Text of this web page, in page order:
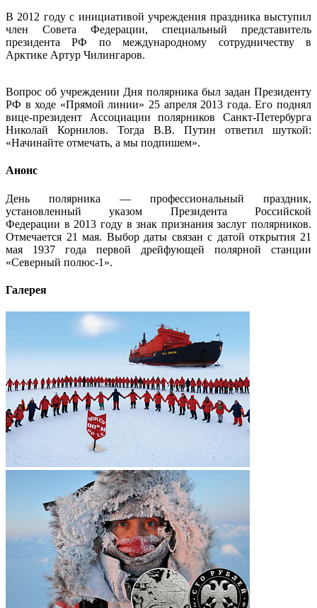
В 2012 году с инициативой учреждения праздника выступил
член Совета Федерации, специальный представитель
президента РФ по международному сотрудничеству в
Арктике Артур Чилингаров.
Вопрос об учреждении Дня полярника был задан Президенту
РФ в ходе «Прямой линии» 25 апреля 2013 года. Его поднял
вице-президент Ассоциации полярников Санкт-Петербурга
Николай Корнилов. Тогда В.В. Путин ответил шуткой:
«Начинайте отмечать, а мы подпишем».
Анонс
День полярника — профессиональный праздник,
установленный указом Президента Российской
Федерации в 2013 году в знак признания заслуг полярников.
Отмечается 21 мая. Выбор даты связан с датой открытия 21
мая 1937 года первой дрейфующей полярной станции
«Северный полюс-1».
Галерея